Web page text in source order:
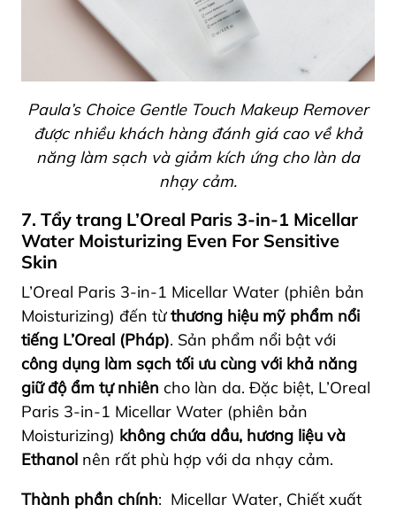
Paula’s Choice Gentle Touch Makeup Remover
được nhiều khách hàng đánh giá cao về khả
năng làm sạch và giảm kích ứng cho làn da
nhạy cảm.
7. Tẩy trang L’Oreal Paris 3-in-1 Micellar
Water Moisturizing Even For Sensitive
Skin
L’Oreal Paris 3-in-1 Micellar Water (phiên bản
Moisturizing) đến từthương hiệu mỹ phẩm nổi
tiếng L’Oreal (Pháp). Sản phẩm nổi bật với
công dụng làm sạch tối ưu cùng với khả năng
giữ độ ẩm tự nhiên cho làn da. Đặc biệt, L’Oreal
Paris 3-in-1 Micellar Water (phiên bản
Moisturizing) không chứa dầu, hương liệu và
Ethanol nên rất phù hợp với da nhạy cảm.
Thành phần chính: Micellar Water, Chiết xuất